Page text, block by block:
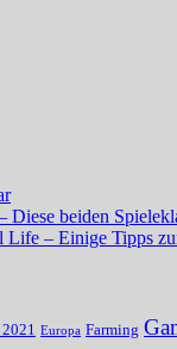
Diese beiden
Life – Einige Tipps
Europa Farming